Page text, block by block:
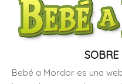
Bebé a Mordor es una